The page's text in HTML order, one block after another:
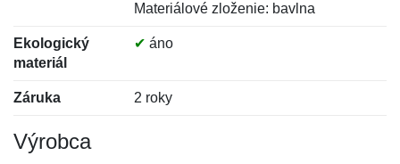
Materiálové zloženie: bavlna
Ekologický
materiál
✔ áno
Záruka 2 roky
Výrobca